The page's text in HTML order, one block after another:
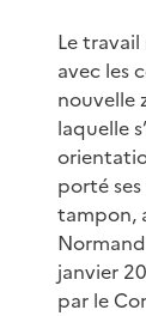
Le
avec les
nouvelle
laquelle
porté
tampon,
janvier
par le